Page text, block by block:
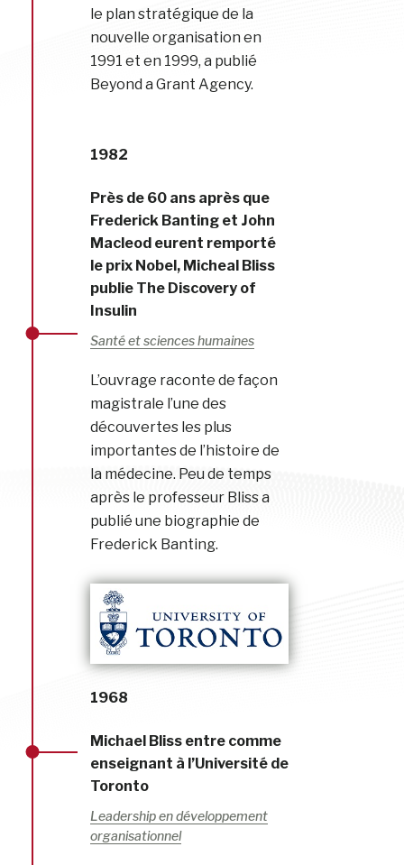
le plan stratégique de la
nouvelle organisation en
1991 et en 1999, a publié
Beyond a Grant Agency.
1982
Près de 60 ans après que
Frederick Banting et John
Macleod eurent remporté
le prix Nobel, Micheal Bliss
publie The Discovery of
Insulin
Santé et sciences humaines
L’ouvrage raconte de façon
magistrale l’une des
découvertes les plus
importantes de l’histoire de
la médecine. Peu de temps
après le professeur Bliss a
publié une biographie de
Frederick Banting.
1968
Michael Bliss entre comme
enseignant à l’Université de
Toronto
Leadership en développement
organisationnel